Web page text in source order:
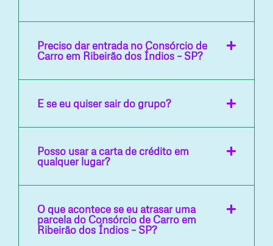
Preciso dar entrada no Consórcio de
Carro em Ribeirão dos Índios – SP?
E se eu quiser sair do grupo?
Posso usar a carta de crédito em
qualquer lugar?
O que acontece se eu atrasar uma
parcela do Consórcio de Carro em
Ribeirão dos Índios – SP?